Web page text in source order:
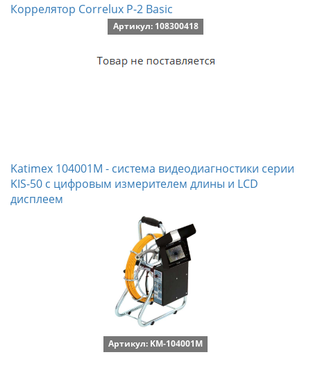
Коррелятор Correlux P-2 Basic
Артикул: 108300418
Katimex 104001M - система видеодиагностики серии
KIS-50 с цифровым измерителем длины и LCD
дисплеем
Артикул: KM-104001M